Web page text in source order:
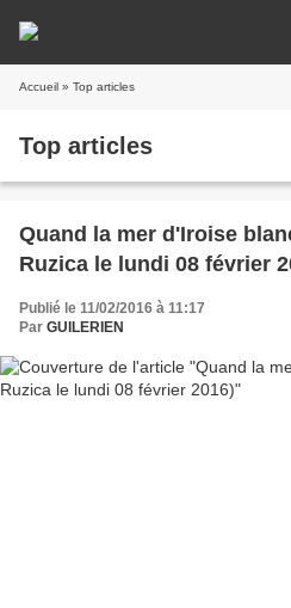
Accueil » Top articles
Top articles
Quand la mer d'Iroise
Ruzica le lundi 08 février
Publié le 11/02/2016 à 11:17
Par GUILERIEN